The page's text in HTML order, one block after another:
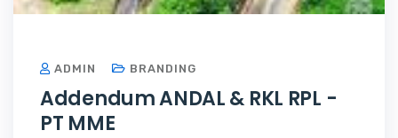
ADMIN BRANDING
Addendum ANDAL & RKL RPL -
PT MME